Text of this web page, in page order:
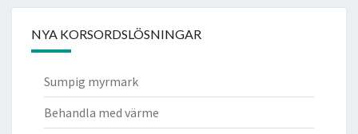
NYA KORSORDSLÖSNINGAR
Sumpig myrmark
Behandla med värme